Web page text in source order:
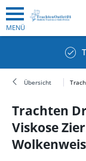
MENÜ
Übersicht
Trachten
Viskose
Wolkenweis